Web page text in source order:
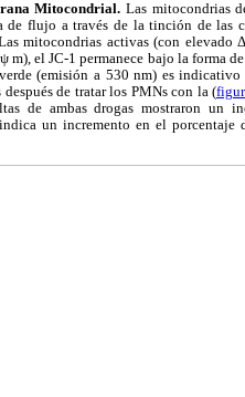
Mitocondrial.Las mitocondrias
de flujo a través de la tinción de las
mitocondrias activas (con elevado
m), el JC-1 permanece bajo la forma
(emisión a 530 nm) es
de tratar los PMNs con la (
de ambas drogas mostraron un
un incremento en el